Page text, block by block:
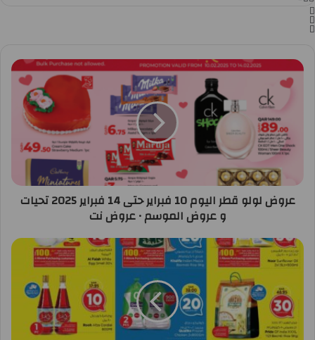
عروض لولو قطر اليوم 10 فبراير حتى 14 فبراير 2025 تحيات
و عروض الموسم • عروض نت